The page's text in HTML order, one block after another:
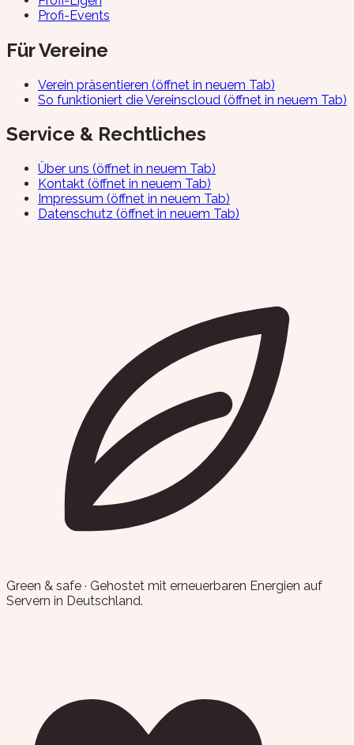
Profi-Events
Für Vereine
Verein präsentieren (öffnet in neuem Tab)
So funktioniert die Vereinscloud (öffnet in neuem Tab)
Service & Rechtliches
Über uns (öffnet in neuem Tab)
Kontakt (öffnet in neuem Tab)
Impressum (öffnet in neuem Tab)
Datenschutz (öffnet in neuem Tab)
Green & safe · Gehostet mit erneuerbaren Energien auf
Servern in Deutschland.